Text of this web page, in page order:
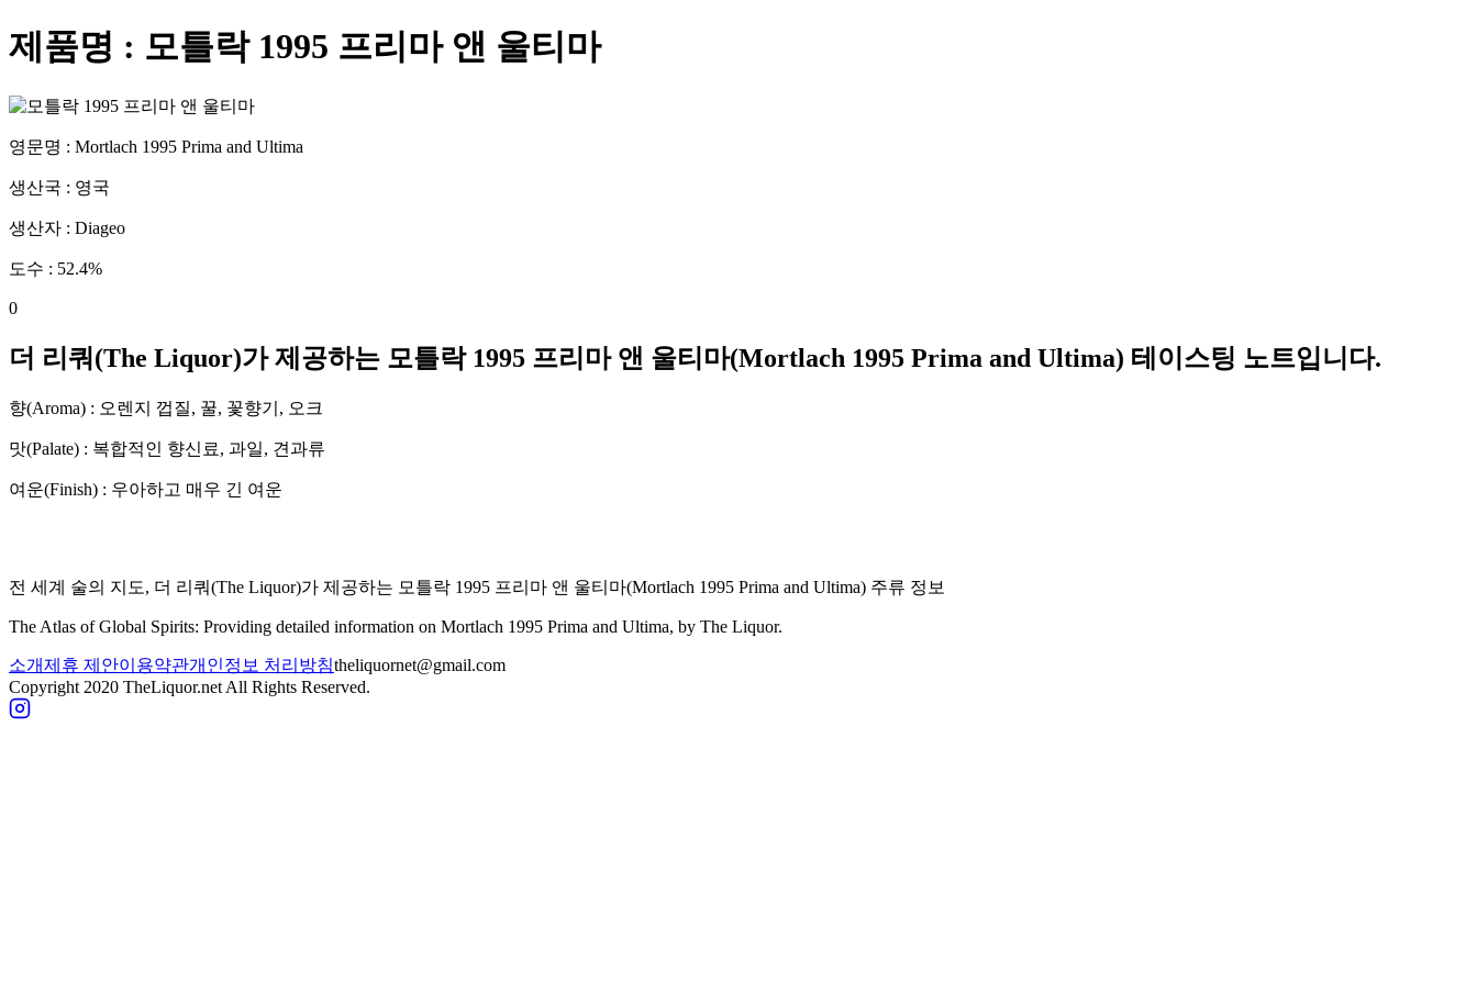
제품명 : 모틀락 1995 프리마 앤 울티마
영문명 : Mortlach 1995 Prima and Ultima
생산국 : 영국
생산자 : Diageo
도수 : 52.4%
0
더 리쿼(The Liquor)가 제공하는 모틀락 1995 프리마 앤 울티마(Mortlach 1995 Prima and Ultima) 테이스팅 노트입니다.
향(Aroma) : 오렌지 껍질, 꿀, 꽃향기, 오크
맛(Palate) : 복합적인 향신료, 과일, 견과류
여운(Finish) : 우아하고 매우 긴 여운
전 세계 술의 지도, 더 리쿼(The Liquor)가 제공하는 모틀락 1995 프리마 앤 울티마(Mortlach 1995 Prima and Ultima) 주류 정보
The Atlas of Global Spirits: Providing detailed information on Mortlach 1995 Prima and Ultima, by The Liquor.
소개제휴 제안이용약관개인정보 처리방침theliquornet@gmail.com
Copyright 2020 TheLiquor.net All Rights Reserved.